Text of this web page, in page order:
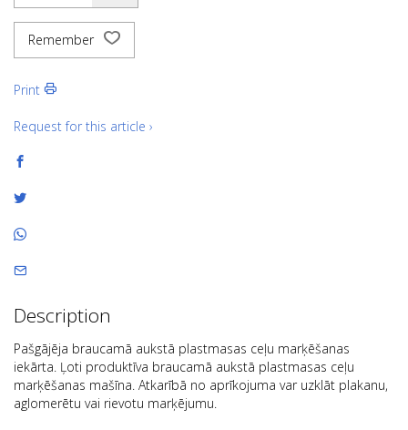
Remember
Print
Request for this article ›
Description
Pašgājēja braucamā aukstā plastmasas ceļu marķēšanas
iekārta. Ļoti produktīva braucamā aukstā plastmasas ceļu
marķēšanas mašīna. Atkarībā no aprīkojuma var uzklāt plakanu,
aglomerētu vai rievotu marķējumu.